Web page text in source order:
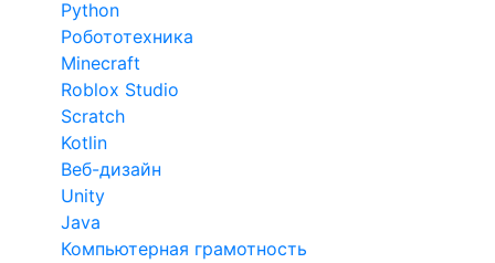
Python
Робототехника
Minecraft
Roblox Studio
Scratch
Kotlin
Веб-дизайн
Unity
Java
Компьютерная грамотность